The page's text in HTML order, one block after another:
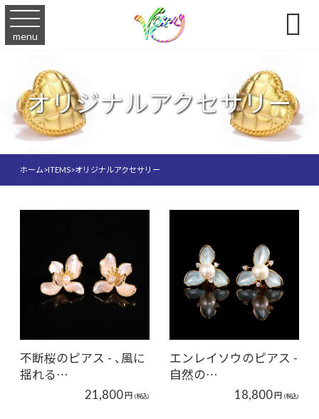
menu 
オリジナルアクセサリー
ホーム>ITEMS>オリジナルアクセサリー
不断桜のピアス - 、風に
揺れる…
21,800円 (税込)
エンレイソウのピアス -
自然の…
18,800円 (税込)